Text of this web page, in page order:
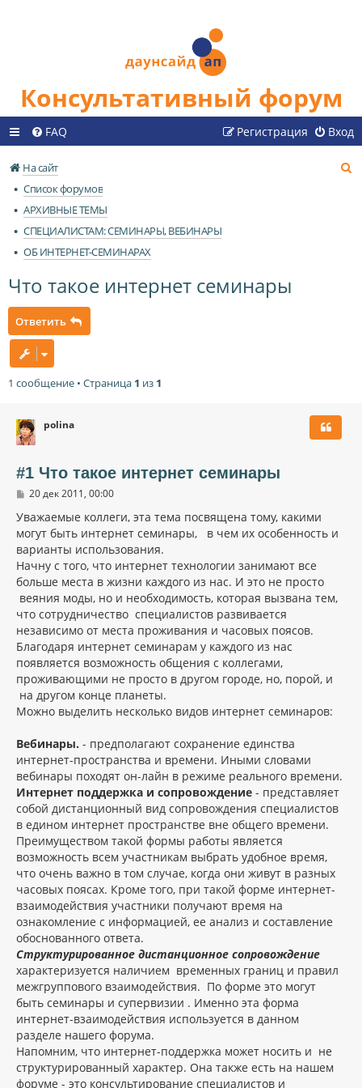
Консультативный форум
FAQ Вход
Регистрация
На сайт
Список форумов
АРХИВНЫЕ ТЕМЫ
СПЕЦИАЛИСТАМ: СЕМИНАРЫ, ВЕБИНАРЫ
ОБ ИНТЕРНЕТ-СЕМИНАРАХ
Что такое интернет семинары
Ответить
1 сообщение • Страница 1 из 1
polina
#1 Что такое интернет семинары
С
о
щ
е
н
и
е
20 дек 2011, 00:00
Уважаемые коллеги, эта тема посвящена тому, какими
могут быть интернет семинары, в чем их особенность и
варианты использования.
Начну с того, что интернет технологии занимают все
больше места в жизни каждого из нас. И это не просто
веяния моды, но и необходимость, которая вызвана тем,
что сотрудничество специалистов развивается
независимо от места проживания и часовых поясов.
Благодаря интернет семинарам у каждого из нас
появляется возможность общения с коллегами,
проживающими не просто в другом городе, но, порой, и
на другом конце планеты.
Можно выделить несколько видов интернет семинаров:
Вебинары. - предполагают сохранение единства
интернет-пространства и времени. Иными словами
вебинары походят он-лайн в режиме реального времени.
Интернет поддержка и сопровождение - представляет
собой дистанционный вид сопровождения специалистов
в едином интернет пространстве вне общего времени.
Преимуществом такой формы работы является
возможность всем участникам выбрать удобное время,
что очень важно в том случае, когда они живут в разных
часовых поясах. Кроме того, при такой форме интернет-
взаимодействия участники получают время на
ознакомление с информацией, ее анализ и составление
обоснованного ответа.
Структурированное дистанционное сопровождение
характеризуется наличием временных границ и правил
межгруппового взаимодействия. По форме это могут
быть семинары и супервизии . Именно эта форма
интернет-взаимодействия используется в данном
разделе нашего форума.
Напомним, что интернет-поддержка может носить и не
структурированный характер. Она также есть на нашем
форуме - это консультирование специалистов и